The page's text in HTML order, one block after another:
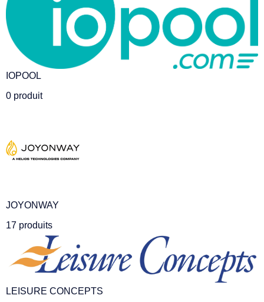
IOPOOL
0 produit
JOYONWAY
17 produits
LEISURE CONCEPTS